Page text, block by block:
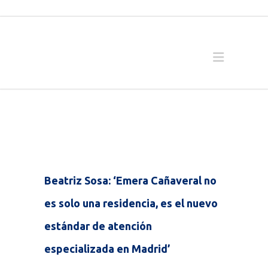
Beatriz Sosa: ‘Emera Cañaveral no
es solo una residencia, es el nuevo
estándar de atención
especializada en Madrid’